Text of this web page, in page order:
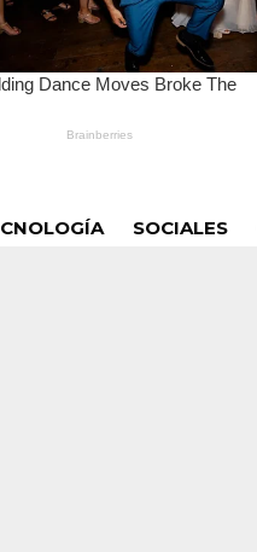
SOCIALES